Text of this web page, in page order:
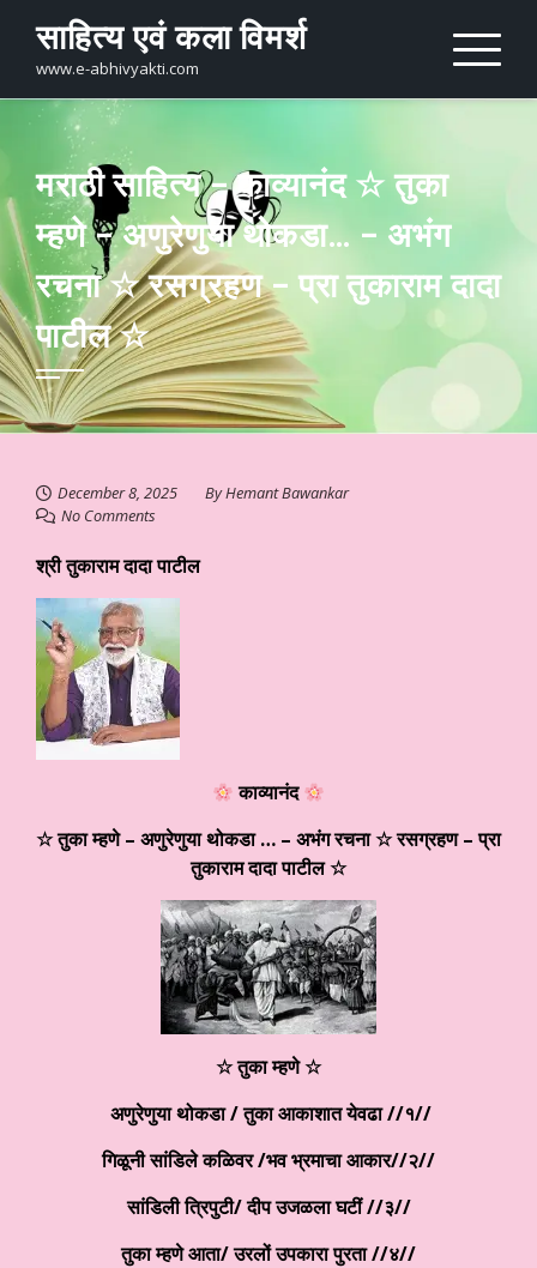
content
साहित्य एवं कला विमर्श
www.e-abhivyakti.com
मराठी साहित्य – काव्यानंद ☆ तुका
म्हणे – अणुरेणुया थोकडा… – अभंग
रचना ☆ रसग्रहण – प्रा तुकाराम दादा
पाटील ☆
December 8, 2025 ByHemant Bawankar
No Comments
श्री तुकाराम दादा पाटील
काव्यानंद
☆ तुका म्हणे – अणुरेणुया थोकडा … – अभंग रचना ☆ रसग्रहण – प्रा
तुकाराम दादा पाटील ☆
☆तुका म्हणे☆
अणुरेणुया थोकडा / तुका आकाशात येवढा //१//
गिळूनी सांडिले कळिवर /भव भ्रमाचा आकार//२//
सांडिली त्रिपुटी/ दीप उजळला घटीं //३//
तुका म्हणे आता/ उरलों उपकारा पुरता //४//